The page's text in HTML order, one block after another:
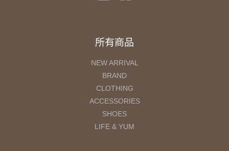
所有商品
NEW ARRIVAL
BRAND
CLOTHING
ACCESSORIES
SHOES
LIFE & YUM